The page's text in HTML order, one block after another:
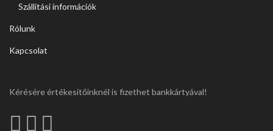
Szállítási információk
Rólunk
Kapcsolat
Kérésére értékesítőinknél is fizethet bankkártyával!